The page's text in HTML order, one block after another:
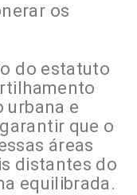
os
do estatuto
urbana e
que o
áreas
distantes do
equilibrada.